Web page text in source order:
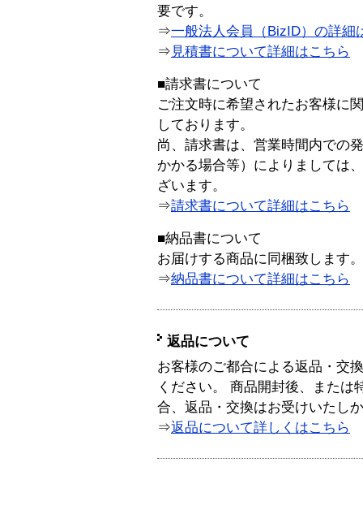
要です。
⇒一般法人会員（BizID）の詳細
⇒ 見積書について詳細はこちら
■請求書について
ご注文時に希望されたお客様に
しております。
尚、請求書は、営業時間内での
かかる場合等）によりましては
ざいます。
⇒請求書について詳細はこちら
■納品書について
お届けする商品に同梱致します。
⇒納品書について詳細はこちら
返品について
お客様のご都合による返品・交
ください。 商品開封後、または
合、返品・交換はお受けいたし
⇒返品について詳しくはこちら